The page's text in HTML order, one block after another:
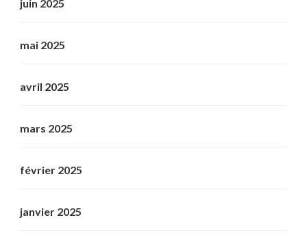
juin 2025
mai 2025
avril 2025
mars 2025
février 2025
janvier 2025